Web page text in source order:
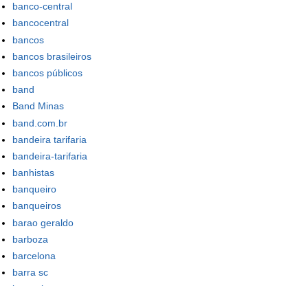
banco-central
bancocentral
bancos
bancos brasileiros
bancos públicos
band
Band Minas
band.com.br
bandeira tarifaria
bandeira-tarifaria
banhistas
banqueiro
banqueiros
barao geraldo
barboza
barcelona
barra sc